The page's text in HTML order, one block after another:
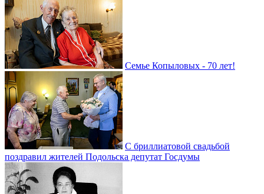
Семье Копыловых - 70 лет!
С бриллиатовой свадьбой
поздравил жителей Подольска депутат Госдумы